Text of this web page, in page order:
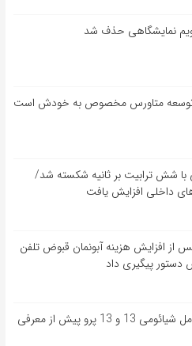
نمایشگاهی حذف شد
توسعه متاورس مخصوص به خودش است
با شش ترابیت بر ثانیه شکسته شد/
داخلی افزایش یافت
از افزایش هزینه آبونمان قبوض تلفن
پیگیری داد
افشای مشخصات کامل شیائومی 13 و 13 پرو پیش از معرفی